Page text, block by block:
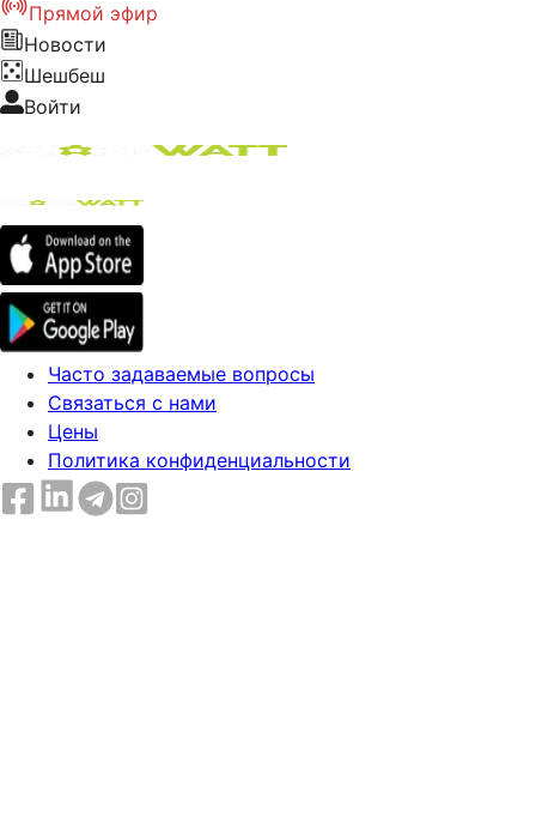
Прямой эфир
Новости
Шешбеш
Войти
Часто задаваемые вопросы
Связаться с нами
Цены
Политика конфиденциальности